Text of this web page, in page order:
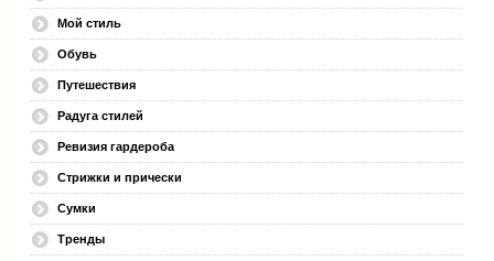
Мой стиль
Обувь
Путешествия
Радуга стилей
Ревизия гардероба
Стрижки и прически
Сумки
Тренды